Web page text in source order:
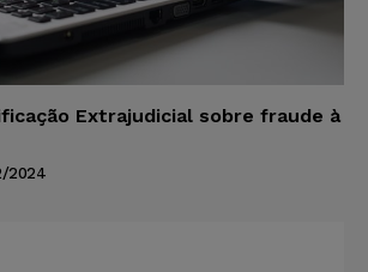
Extrajudicial sobre fraude à
2024